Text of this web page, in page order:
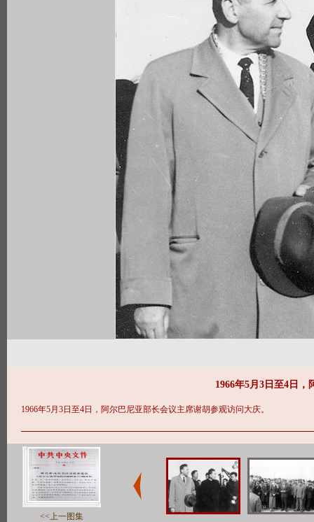
1966年5月3日至4日
1966年5月3日至4日，阿尔巴尼亚部长会议主席谢胡参观访问大庆。
<<上一图集